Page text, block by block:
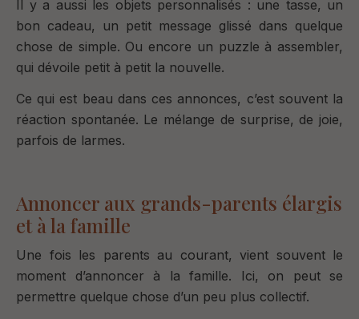
Il y a aussi les objets personnalisés : une tasse, un
bon cadeau, un petit message glissé dans quelque
chose de simple. Ou encore un puzzle à assembler,
qui dévoile petit à petit la nouvelle.
Ce qui est beau dans ces annonces, c’est souvent la
réaction spontanée. Le mélange de surprise, de joie,
parfois de larmes.
Annoncer aux grands-parents élargis
et à la famille
Une fois les parents au courant, vient souvent le
moment d’annoncer à la famille.
Ici, on peut se
permettre quelque chose d’un peu plus collectif.